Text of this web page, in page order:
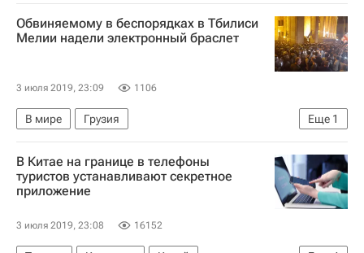
Обвиняемому в беспорядках в Тбилиси
Мелии надели электронный браслет
3 июля 2019, 23:09 1106
Еще 1
В мире
Грузия
Прекращение авиасообщения между Россией и Грузией
В Китае на границе в телефоны
туристов устанавливают секретное
приложение
3 июля 2019, 23:08 16152